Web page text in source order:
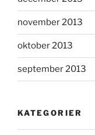
november 2013
oktober 2013
september 2013
KATEGORIER